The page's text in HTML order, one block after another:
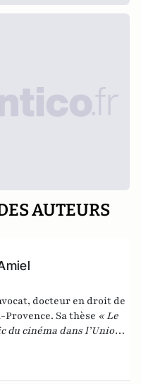
AUTEURS
docteur en droit de
Sa thèse «Le
du cinéma dans l’Union
publiée à la LGDJ
et à l’université